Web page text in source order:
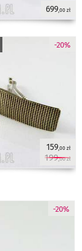
699,00 zł
-20%
159,00 zł
199,00 zł
-20%